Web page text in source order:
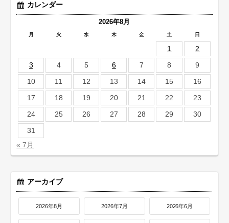
カレンダー
2026年8月
月 火 水 木 金 土 日
1
2
3
4 5 6 7 8
9
10
11 12 13 14 15
16
17
18 19 20 21 22
23
24
25 26 27 28 29
30
31
« 7月
アーカイブ
2026年8月 2026年7月 2026年6月